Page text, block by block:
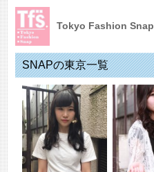
Tokyo Fashion Snap
SNAPの東京一覧